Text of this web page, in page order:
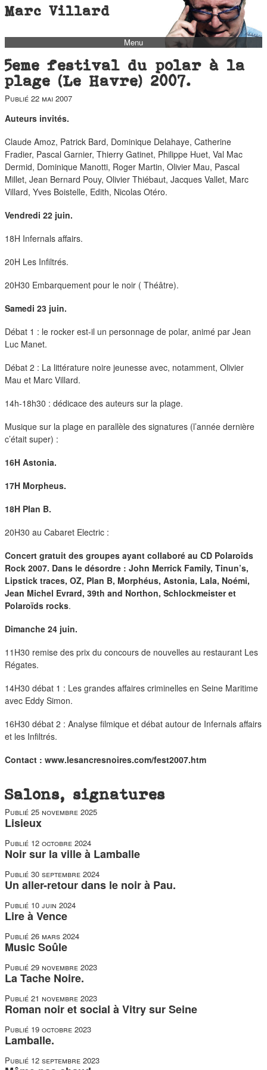
Marc Villard
Menu
bio
biblio
autofiction
interviews
polaroid
5eme festival du polar à la
plage (Le Havre) 2007.
Publié 22 mai 2007
Auteurs invités.
Claude Amoz, Patrick Bard, Dominique Delahaye, Catherine
Fradier, Pascal Garnier, Thierry Gatinet, Philippe Huet, Val Mac
Dermid, Dominique Manotti, Roger Martin, Olivier Mau, Pascal
Millet, Jean Bernard Pouy, Olivier Thiébaut, Jacques Vallet, Marc
Villard, Yves Boistelle, Edith, Nicolas Otéro.
Vendredi 22 juin.
18H Infernals affairs.
20H Les Infiltrés.
20H30 Embarquement pour le noir ( Théâtre).
Samedi 23 juin.
Débat 1 : le rocker est-il un personnage de polar, animé par Jean
Luc Manet.
Débat 2 : La littérature noire jeunesse avec, notamment, Olivier
Mau et Marc Villard.
14h-18h30 : dédicace des auteurs sur la plage.
Musique sur la plage en parallèle des signatures (l’année dernière
c’était super) :
16H Astonia.
17H Morpheus.
18H Plan B.
20H30 au Cabaret Electric :
Concert gratuit des groupes ayant collaboré au CD Polaroîds
Rock 2007. Dans le désordre : John Merrick Family, Tinun’s,
Lipstick traces, OZ, Plan B, Morphéus, Astonia, Lala, Noémi,
Jean Michel Evrard, 39th and Northon, Schlockmeister et
Polaroïds rocks.
Dimanche 24 juin.
11H30 remise des prix du concours de nouvelles au restaurant Les
Régates.
14H30 débat 1 : Les grandes affaires criminelles en Seine Maritime
avec Eddy Simon.
16H30 débat 2 : Analyse filmique et débat autour de Infernals affairs
et les Infiltrés.
Contact : www.lesancresnoires.com/fest2007.htm
Salons, signatures
Publié 25 novembre 2025
Lisieux
Publié 12 octobre 2024
Noir sur la ville à Lamballe
Publié 30 septembre 2024
Un aller-retour dans le noir à Pau.
Publié 10 juin 2024
Lire à Vence
Publié 26 mars 2024
Music Soûle
Publié 29 novembre 2023
La Tache Noire.
Publié 21 novembre 2023
Roman noir et social à Vitry sur Seine
Publié 19 octobre 2023
Lamballe.
Publié 12 septembre 2023